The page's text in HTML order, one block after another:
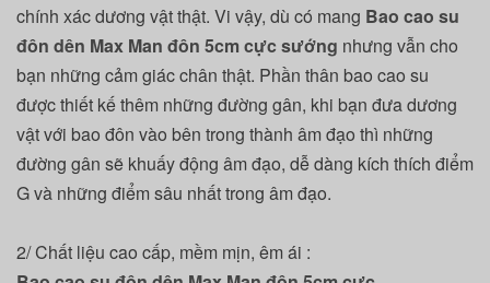
chính xác dương vật thật. Vi vậy, dù có mang Bao cao su
đôn dên Max Man đôn 5cm cực sướng nhưng vẫn cho
bạn những cảm giác chân thật. Phần thân bao cao su
đượcthiết kếthêm những đường gân, khi bạn đưa dương
vật với bao đôn vào bên trong thành âm đạo thì những
đường gân sẽ khuấy động âm đạo, dễ dàng kích thích điểm
G và những điểm sâu nhất trong âm đạo.
2/ Chất liệu cao cấp, mềm mịn, êm ái :